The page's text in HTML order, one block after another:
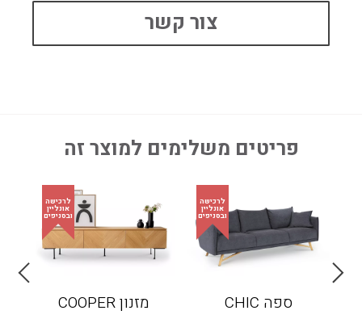
צור קשר
פריטים משלימים למוצר זה
ספה CHIC מזנון COOPER